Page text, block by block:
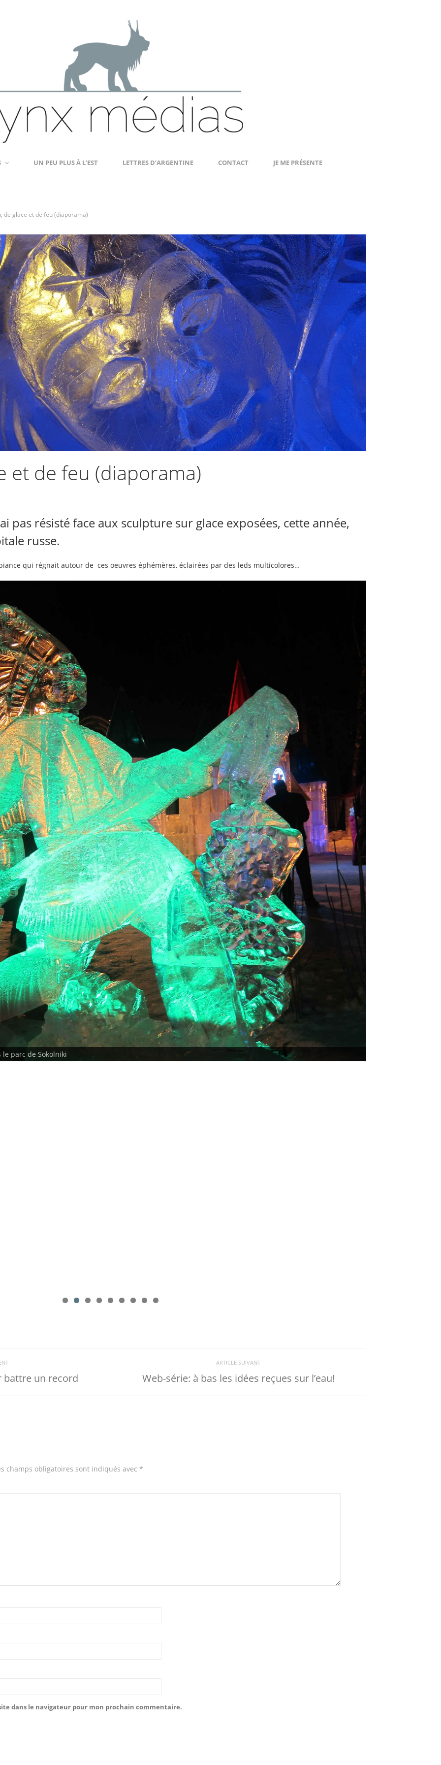
UN PEU PLUS À L’EST LETTRES D’ARGENTINE CONTACT JE ME PRÉSENTE
de glace et de feu (diaporama)
et de feu (diaporama)
pas résisté face aux sculpture sur glace exposées, cette année,
russe.
qui régnait autour de ces oeuvres éphémères, éclairées par des leds multicolores…
parc de Sokolniki
battre un record
ARTICLE SUIVANT
Web-série: à bas les idées reçues sur l’eau!
champs obligatoires sont indiqués avec *
dans le navigateur pour mon prochain commentaire.